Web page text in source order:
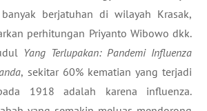
berjatuhan di wilayah Krasak,
perhitungan Priyanto Wibowo dkk.
Yang Terlupakan: Pandemi Influenza
, sekitar 60% kematian yang terjadi
1918 adalah karena influenza.